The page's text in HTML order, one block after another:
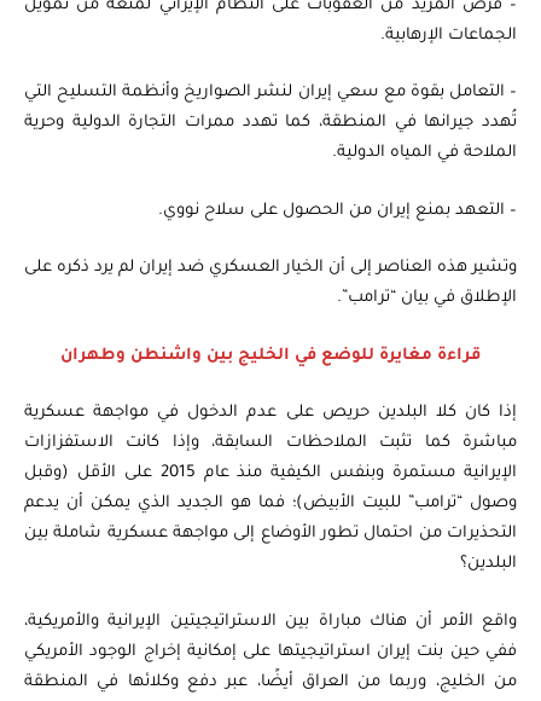
– فرض المزيد من العقوبات على النظام الإيراني لمنعه من تمويل
الجماعات الإرهابية.
– التعامل بقوة مع سعي إيران لنشر الصواريخ وأنظمة التسليح التي
تُهدد جيرانها في المنطقة، كما تهدد ممرات التجارة الدولية وحرية
الملاحة في المياه الدولية.
– التعهد بمنع إيران من الحصول على سلاح نووي.
وتشير هذه العناصر إلى أن الخيار العسكري ضد إيران لم يرد ذكره على
الإطلاق في بيان “ترامب”.
قراءة مغايرة للوضع في الخليج بين واشنطن وطهران
إذا كان كلا البلدين حريص على عدم الدخول في مواجهة عسكرية
مباشرة كما تثبت الملاحظات السابقة، وإذا كانت الاستفزازات
الإيرانية مستمرة وبنفس الكيفية منذ عام 2015 على الأقل (وقبل
وصول “ترامب” للبيت الأبيض)؛ فما هو الجديد الذي يمكن أن يدعم
التحذيرات من احتمال تطور الأوضاع إلى مواجهة عسكرية شاملة بين
البلدين؟
واقع الأمر أن هناك مباراة بين الاستراتيجيتين الإيرانية والأمريكية،
ففي حين بنت إيران استراتيجيتها على إمكانية إخراج الوجود الأمريكي
من الخليج، وربما من العراق أيضًا، عبر دفع وكلائها في المنطقة